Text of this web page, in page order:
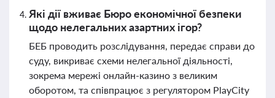
Які дії вживає Бюро економічної безпеки
щодо нелегальних азартних ігор?
БЕБ проводить розслідування, передає справи до
суду, викриває схеми нелегальної діяльності,
зокрема мережі онлайн-казино з великим
оборотом, та співпрацює з регулятором PlayCity